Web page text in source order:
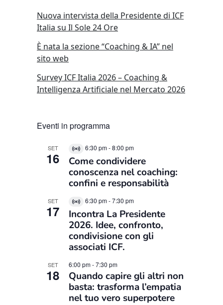
Nuova intervista della Presidente di ICF
Italia su Il Sole 24 Ore
È nata la sezione “Coaching & IA” nel
sito web
Survey ICF Italia 2026 – Coaching &
Intelligenza Artificiale nel Mercato 2026
Eventi in programma
SET
16
Virtual
Evento
6:30 pm-8:00 pm
Come condividere
conoscenza nel coaching:
confini e responsabilità
SET
17
Virtual
Evento
6:30 pm-7:30 pm
Incontra La Presidente
2026. Idee, confronto,
condivisione con gli
associati ICF.
SET
18
6:00 pm-7:30 pm
Quando capire gli altri non
basta: trasforma l’empatia
nel tuo vero superpotere